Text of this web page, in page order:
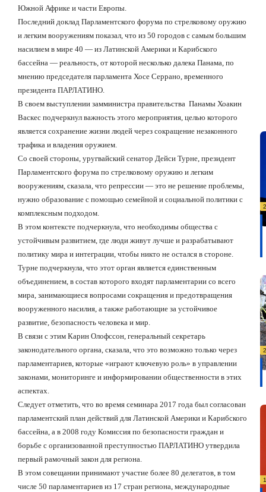
Южной Африке и части Европы.
Последний доклад Парламентского форума по стрелковому оружию
и легким вооружениям показал, что из 50 городов с самым большим
насилием в мире 40 — из Латинской Америки и Карибского
бассейна — реальность, от которой несколько далека Панама, по
мнению председателя парламента Хосе Серрано, временного
президента ПАРЛАТИНО.
В своем выступлении замминистра правительства Панамы Хоакин
Васкес подчеркнул важность этого мероприятия, целью которого
является сохранение жизни людей через сокращение незаконного
трафика и владения оружием.
Со своей стороны, уругвайский сенатор Дейси Турне, президент
Парламентского форума по стрелковому оружию и легким
вооружениям, сказала, что репрессии — это не решение проблемы,
нужно образование с помощью семейной и социальной политики с
комплексным подходом.
В этом контексте подчеркнула, что необходимы общества с
устойчивым развитием, где люди живут лучше и разрабатывают
политику мира и интеграции, чтобы никто не остался в стороне.
Турне подчеркнула, что этот орган является единственным
объединением, в состав которого входят парламентарии со всего
мира, занимающиеся вопросами сокращения и предотвращения
вооруженного насилия, а также работающие за устойчивое
развитие, безопасность человека и мир.
В связи с этим Карин Олофссон, генеральный секретарь
законодательного органа, сказала, что это возможно только через
парламентариев, которые «играют ключевую роль» в управлении
законами, мониторинге и информировании общественности в этих
аспектах.
Следует отметить, что во время семинара 2017 года был согласован
парламентский план действий для Латинской Америки и Карибского
бассейна, а в 2008 году Комиссия по безопасности граждан и
борьбе с организованной преступностью ПАРЛАТИНО утвердила
первый рамочный закон для региона.
В этом совещании принимают участие более 80 делегатов, в том
числе 50 парламентариев из 17 стран региона, международные